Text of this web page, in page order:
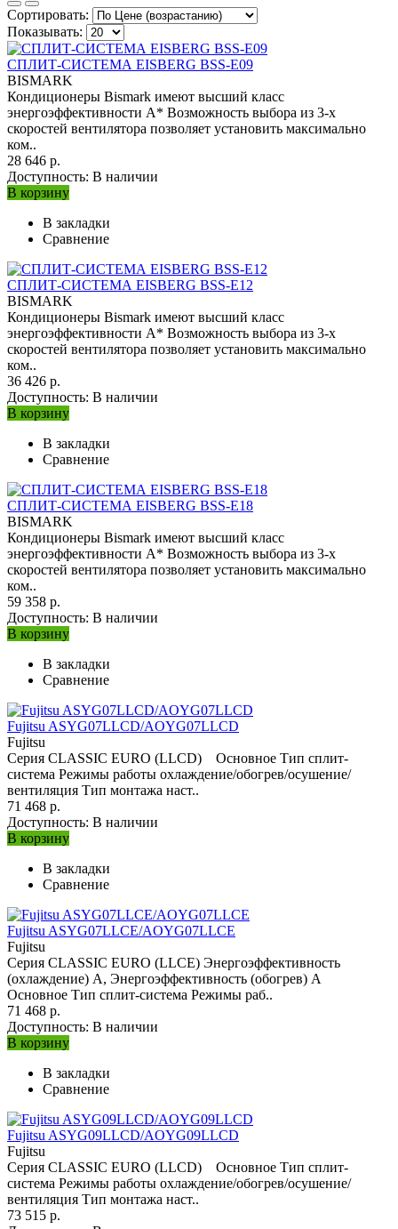
Сортировать:
Показывать:
СПЛИТ-СИСТЕМА EISBERG BSS-E09
BISMARK
Кондиционеры Bismark имеют высший класс
энергоэффективности А* Возможность выбора из 3-х
скоростей вентилятора позволяет установить максимально
ком..
28 646 р.
Доступность: В наличии
В корзину
В закладки
Сравнение
СПЛИТ-СИСТЕМА EISBERG BSS-E12
BISMARK
Кондиционеры Bismark имеют высший класс
энергоэффективности А* Возможность выбора из 3-х
скоростей вентилятора позволяет установить максимально
ком..
36 426 р.
Доступность: В наличии
В корзину
В закладки
Сравнение
СПЛИТ-СИСТЕМА EISBERG BSS-E18
BISMARK
Кондиционеры Bismark имеют высший класс
энергоэффективности А* Возможность выбора из 3-х
скоростей вентилятора позволяет установить максимально
ком..
59 358 р.
Доступность: В наличии
В корзину
В закладки
Сравнение
Fujitsu ASYG07LLCD/AOYG07LLCD
Fujitsu
Серия CLASSIC EURO (LLCD) Основное Тип сплит-
система Режимы работы охлаждение/обогрев/осушение/
вентиляция Тип монтажа наст..
71 468 р.
Доступность: В наличии
В корзину
В закладки
Сравнение
Fujitsu ASYG07LLCE/AOYG07LLCE
Fujitsu
Серия CLASSIC EURO (LLCE) Энергоэффективность
(охлаждение) A, Энергоэффективность (обогрев) A
Основное Тип сплит-система Режимы раб..
71 468 р.
Доступность: В наличии
В корзину
В закладки
Сравнение
Fujitsu ASYG09LLCD/AOYG09LLCD
Fujitsu
Серия CLASSIC EURO (LLCD) Основное Тип сплит-
система Режимы работы охлаждение/обогрев/осушение/
вентиляция Тип монтажа наст..
73 515 р.